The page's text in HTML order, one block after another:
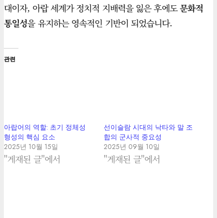
대이자, 아랍 세계가 정치적 지배력을 잃은 후에도문화적
통일성을 유지하는 영속적인 기반이 되었습니다.
관련
아랍어의 역할: 초기 정체성
형성의 핵심 요소
2025년 10월 15일
"게재된 글"에서
선이슬람 시대의 낙타와 말 조
합의 군사적 중요성
2025년 09월 10일
"게재된 글"에서